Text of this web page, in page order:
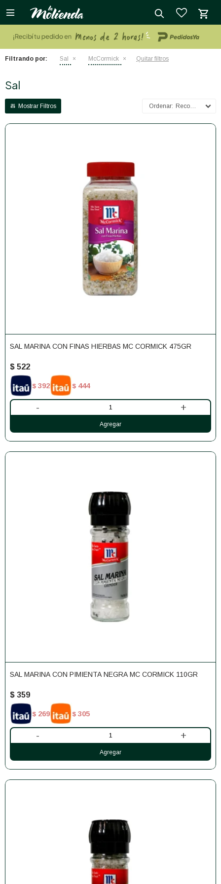

Filtrando por: Sal McCormick Quitar filtros
Sal
Recomendados
SAL MARINA CON FINAS HIERBAS MC CORMICK 475GR
$ 522
$ 392 $ 444
- +
SAL MARINA CON PIMIENTA NEGRA MC CORMICK 110GR
$ 359
$ 269 $ 305
- +